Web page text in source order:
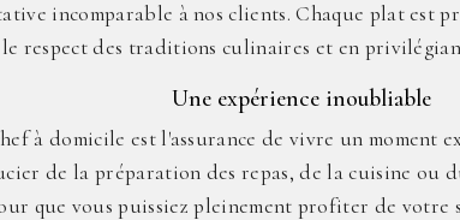
incomparable à nos clients. Chaque plat est
respect des traditions culinaires et en
Une expérience inoubliable
à domicile est l'assurance de vivre un moment
de la préparation des repas, de la cuisine ou
que vous puissiez pleinement profiter de votre